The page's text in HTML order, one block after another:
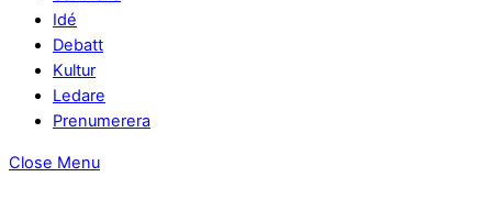
Idé
Debatt
Kultur
Ledare
Prenumerera
Close Menu